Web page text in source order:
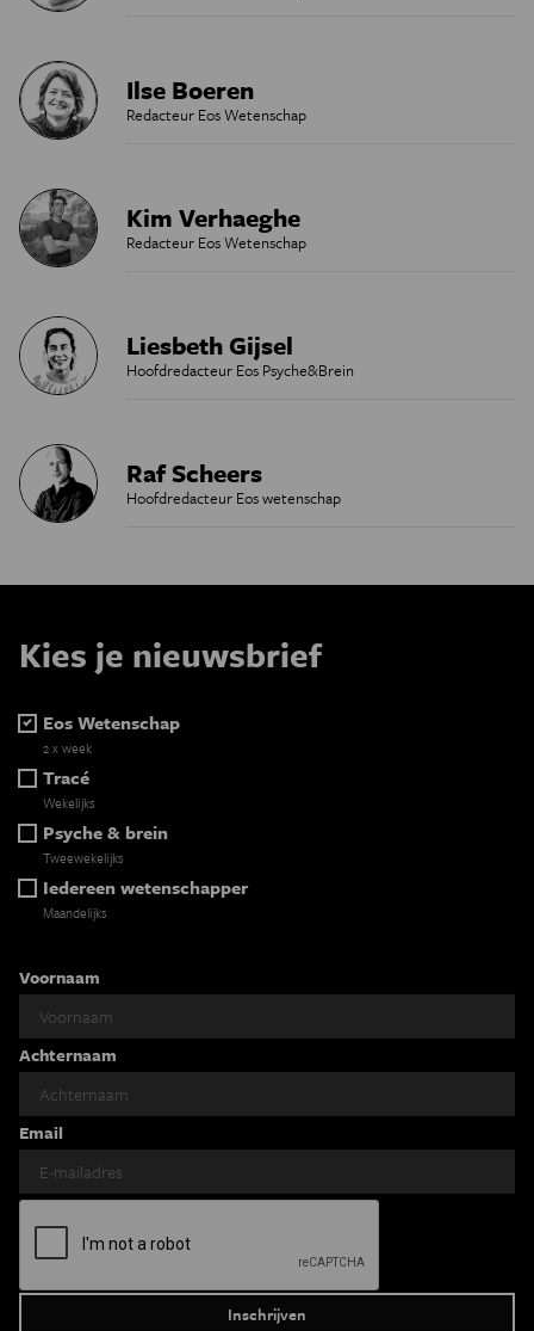
Ilse Boeren
Redacteur Eos Wetenschap
Kim Verhaeghe
Redacteur Eos Wetenschap
Liesbeth Gijsel
Hoofdredacteur Eos Psyche&Brein
Raf Scheers
Hoofdredacteur Eos wetenschap
Kies je nieuwsbrief
Eos Wetenschap
2 x week
Tracé
Wekelijks
Psyche & brein
Tweewekelijks
Iedereen wetenschapper
Maandelijks
Voornaam
Achternaam
Email